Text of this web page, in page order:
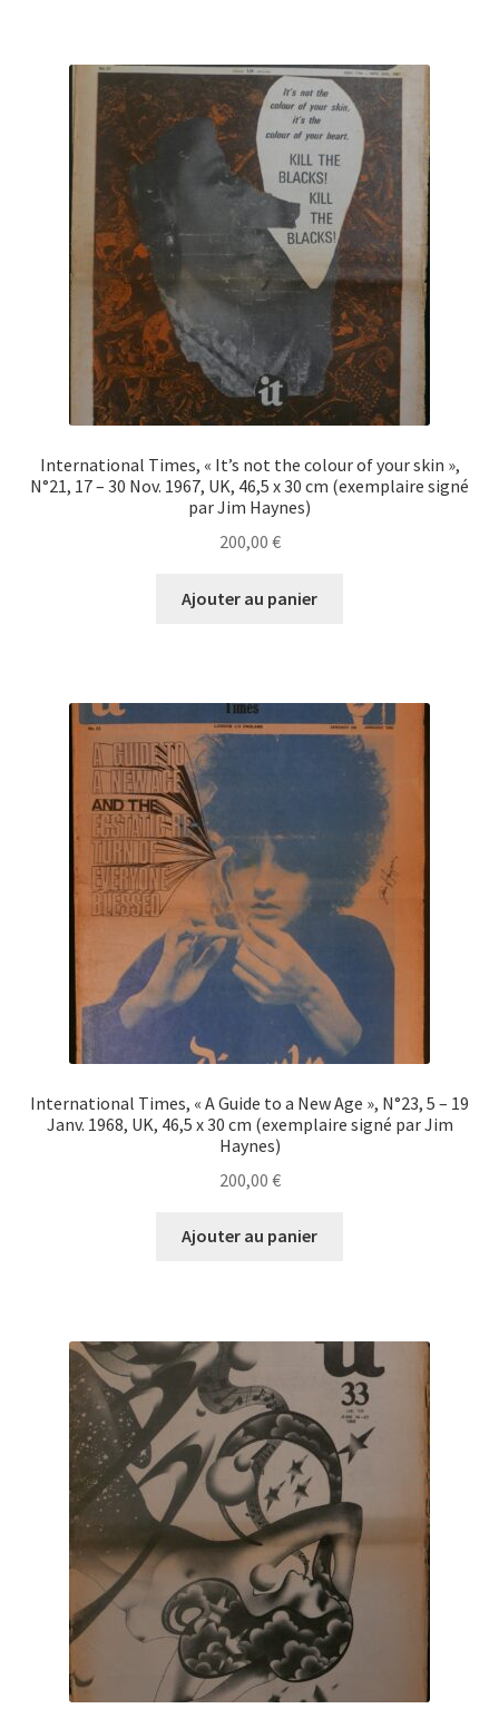
International Times, « It’s not the colour of your skin »,
N°21, 17 – 30 Nov. 1967, UK, 46,5 x 30 cm (exemplaire signé
par Jim Haynes)
200,00 €
Ajouter au panier
International Times, « A Guide to a New Age », N°23, 5 – 19
Janv. 1968, UK, 46,5 x 30 cm (exemplaire signé par Jim
Haynes)
200,00 €
Ajouter au panier